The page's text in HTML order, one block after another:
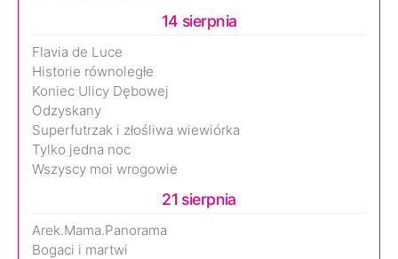
14 sierpnia
Flavia de Luce
Historie równoległe
Koniec Ulicy Dębowej
Odzyskany
Superfutrzak i złośliwa wiewiórka
Tylko jedna noc
Wszyscy moi wrogowie
21 sierpnia
Arek.Mama.Panorama
Bogaci i martwi